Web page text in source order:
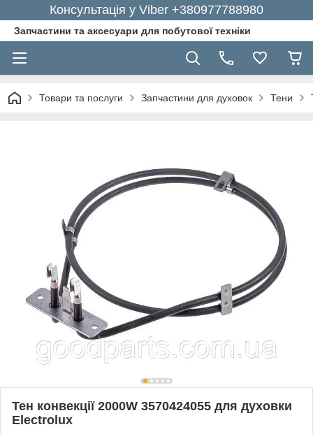
Консультація у Viber +380977788980
Запчастини та аксесуари для побутової техніки
Товари та послуги Запчастини для духовок Тени
Тен конвекції 2000W 3570424055 для духовки
Electrolux